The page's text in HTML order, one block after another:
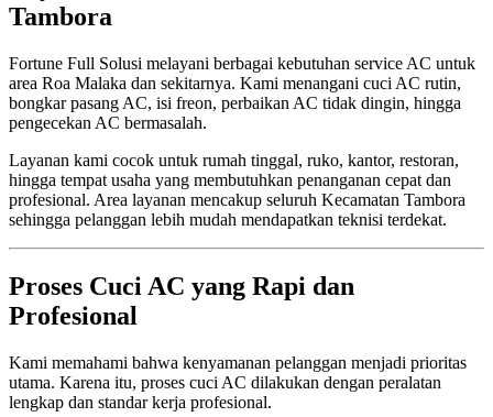
Tambora
Fortune Full Solusi melayani berbagai kebutuhan service AC untuk
area Roa Malaka dan sekitarnya. Kami menangani cuci AC rutin,
bongkar pasang AC, isi freon, perbaikan AC tidak dingin, hingga
pengecekan AC bermasalah.
Layanan kami cocok untuk rumah tinggal, ruko, kantor, restoran,
hingga tempat usaha yang membutuhkan penanganan cepat dan
profesional. Area layanan mencakup seluruh Kecamatan Tambora
sehingga pelanggan lebih mudah mendapatkan teknisi terdekat.
Proses Cuci AC yang Rapi dan
Profesional
Kami memahami bahwa kenyamanan pelanggan menjadi prioritas
utama. Karena itu, proses cuci AC dilakukan dengan peralatan
lengkap dan standar kerja profesional.